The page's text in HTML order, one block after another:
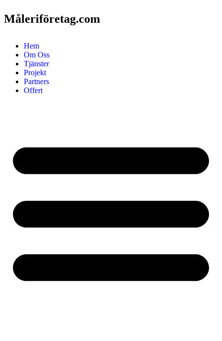
Måleriföretag.com
Hem
Om Oss
Tjänster
Projekt
Partners
Offert